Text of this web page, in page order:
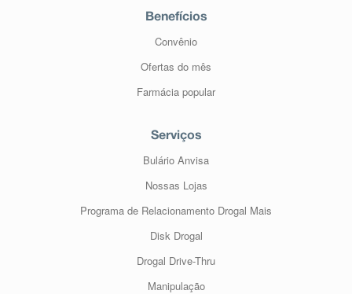
Benefícios
Convênio
Ofertas do mês
Farmácia popular
Serviços
Bulário Anvisa
Nossas Lojas
Programa de Relacionamento Drogal Mais
Disk Drogal
Drogal Drive-Thru
Manipulação